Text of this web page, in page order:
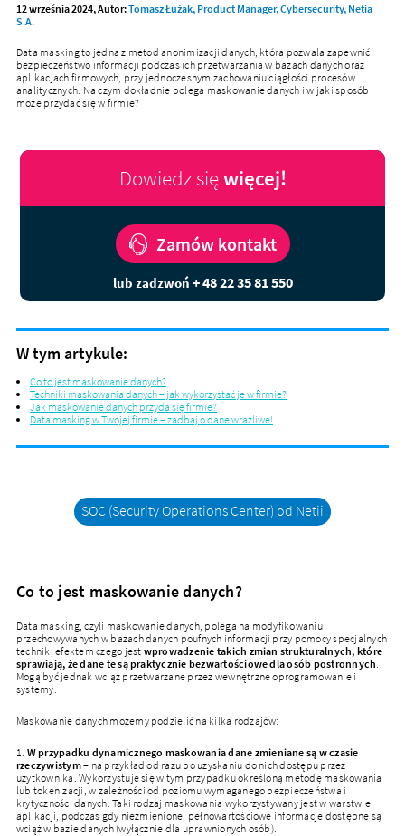
12 września 2024, Autor:Tomasz Łużak, Product Manager, Cybersecurity, Netia
S.A.
Data masking to jedna z metod anonimizacji danych, która pozwala zapewnić
bezpieczeństwo informacji podczas ich przetwarzania w bazach danych oraz
aplikacjach firmowych, przy jednoczesnym zachowaniu ciągłości procesów
analitycznych. Na czym dokładnie polega maskowanie danych i w jaki sposób
może przydać się w firmie?
Dowiedz sięwięcej!
Zamów kontakt
lub zadzwoń + 48 22 35 81 550
W tym artykule:
Co to jest maskowanie danych?
Techniki maskowania danych – jak wykorzystać je w firmie?
Jak maskowanie danych przyda się firmie?
Data masking w Twojej firmie – zadbaj o dane wrażliwe!
SOC (Security Operations Center) od Netii
Co to jest maskowanie danych?
Data masking, czyli maskowanie danych, polega na modyfikowaniu
przechowywanych w bazach danych poufnych informacji przy pomocy specjalnych
technik, efektem czego jest wprowadzenie takich zmian strukturalnych, które
sprawiają, że dane te są praktycznie bezwartościowe dla osób postronnych
Mogą być jednak wciąż przetwarzane przez wewnętrzne oprogramowanie i
systemy.
Maskowanie danych możemy podzielić na kilka rodzajów:
1. W przypadku dynamicznego maskowania dane zmieniane są w czasie
rzeczywistym– na przykład od razu po uzyskaniu do nich dostępu przez
użytkownika. Wykorzystuje się w tym przypadku określoną metodę maskowania
lub tokenizacji, w zależności od poziomu wymaganego bezpieczeństwa i
krytyczności danych. Taki rodzaj maskowania wykorzystywany jest w warstwie
aplikacji, podczas gdy niezmienione, pełnowartościowe informacje dostępne są
wciąż w bazie danych (wyłącznie dla uprawnionych osób).